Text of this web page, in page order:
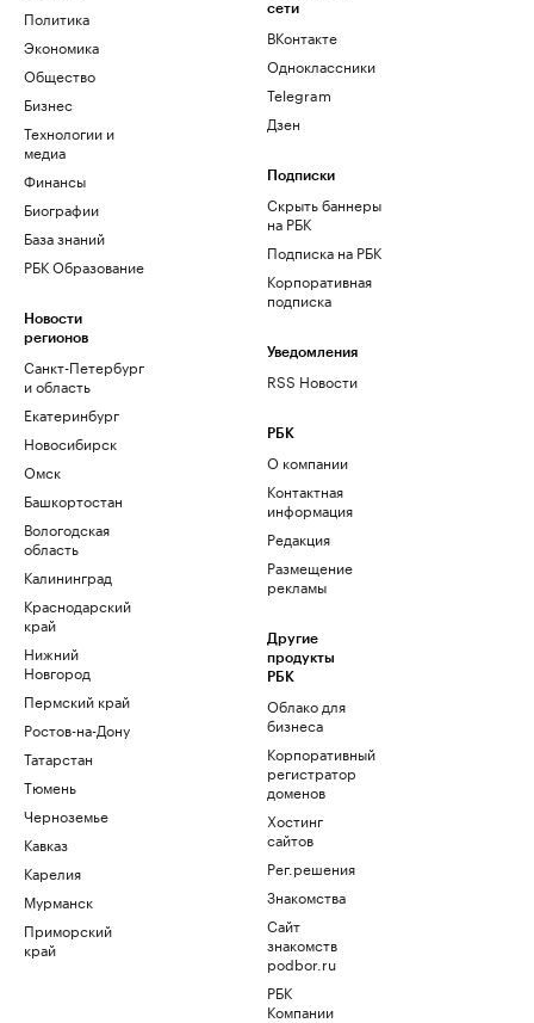
Политика
Экономика
Общество
Бизнес
Технологии и
медиа
Финансы
Биографии
База знаний
РБК Образование
Новости
регионов
Санкт-Петербург
и область
Екатеринбург
Новосибирск
Омск
Башкортостан
Вологодская
область
Калининград
Краснодарский
край
Нижний
Новгород
Пермский край
Ростов-на-Дону
Татарстан
Тюмень
Черноземье
Кавказ
Карелия
Мурманск
Приморский
край
сети
ВКонтакте
Одноклассники
Telegram
Дзен
Подписки
Скрыть баннеры
на РБК
Подписка на РБК
Корпоративная
подписка
Уведомления
RSS Новости
РБК
О компании
Контактная
информация
Редакция
Размещение
рекламы
Другие
продукты
РБК
Облако для
бизнеса
Корпоративный
регистратор
доменов
Хостинг
сайтов
Рег.решения
Знакомства
Сайт
знакомств
podbor.ru
РБК
Компании